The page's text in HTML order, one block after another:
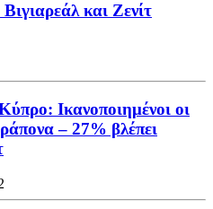
και Ζενίτ
Ικανοποιημένοι οι
– 27% βλέπει